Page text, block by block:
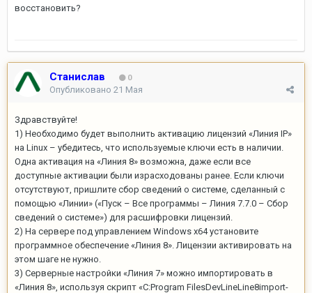
восстановить?
Станислав 0
Опубликовано 21 Мая
Здравствуйте!
1) Необходимо будет выполнить активацию лицензий «Линия IP»
на Linux – убедитесь, что используемые ключи есть в наличии.
Одна активация на «Линия 8» возможна, даже если все
доступные активации были израсходованы ранее. Если ключи
отсутствуют, пришлите сбор сведений о системе, сделанный с
помощью «Линии» («Пуск – Все программы – Линия 7.7.0 – Сбор
сведений о системе») для расшифровки лицензий.
2) На сервере под управлением Windows х64 установите
программное обеспечение «Линия 8». Лицензии активировать на
этом шаге не нужно.
3) Серверные настройки «Линия 7» можно импортировать в
«Линия 8», используя скрипт «C:Program FilesDevLineLine8import-